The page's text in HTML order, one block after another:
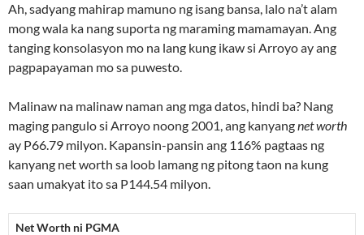
Ah, sadyang mahirap mamuno ng isang bansa, lalo na’t alam
mong wala ka nang suporta ng maraming mamamayan. Ang
tanging konsolasyon mo na lang kung ikaw si Arroyo ay ang
pagpapayaman mo sa puwesto.
Malinaw na malinaw naman ang mga datos, hindi ba? Nang
maging pangulo si Arroyo noong 2001, ang kanyangnet worth
ay P66.79 milyon. Kapansin-pansin ang 116% pagtaas ng
kanyang net worth sa loob lamang ng pitong taon na kung
saan umakyat ito sa P144.54 milyon.
Net Worth ni PGMA